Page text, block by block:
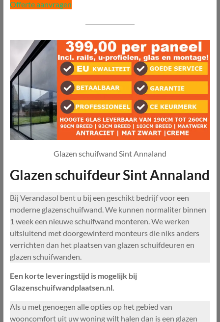
Offerte aanvragen
Glazen schuifwand Sint Annaland
Glazen schuifdeur Sint Annaland
Bij Verandasol bent u bij een geschikt bedrijf voor een
moderne glazenschuifwand. We kunnen normaliter binnen
1 week een nieuwe schuifwand monteren. We werken
uitsluitend met doorgewinterd monteurs die niks anders
verrichten dan het plaatsen van glazen schuifdeuren en
glazen schuifwanden.
Een korte leveringstijd is mogelijk bij
Glazenschuifwandplaatsen.nl.
Als u met genoegen alle opties op het gebied van
wooncomfort uit uw woning wilt halen dan is een glazen